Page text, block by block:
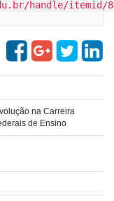
handle/itemid/
na Carreira
de Ensino